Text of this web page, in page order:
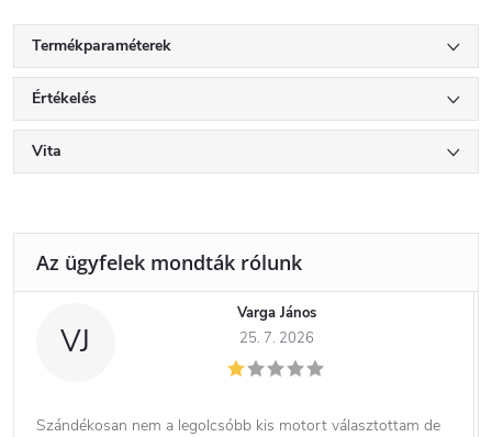
Termékparaméterek
Értékelés
Vita
VJ
Varga János
25. 7. 2026
Szándékosan nem a legolcsóbb kis motort választottam de